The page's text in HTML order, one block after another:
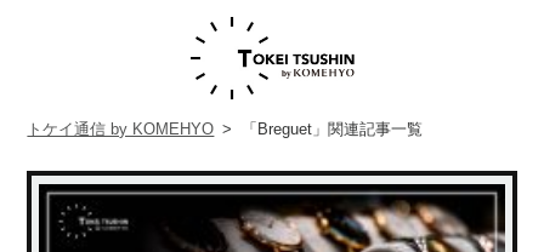
トケイ通信 by KOMEHYO > 「Breguet 」関連記事一覧